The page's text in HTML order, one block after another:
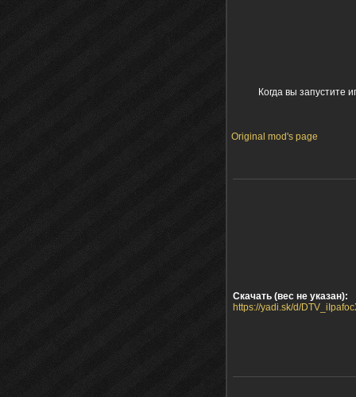
Когда вы запустите
Original mod's page
Скачать (вес не указан):
https://yadi.sk/d/